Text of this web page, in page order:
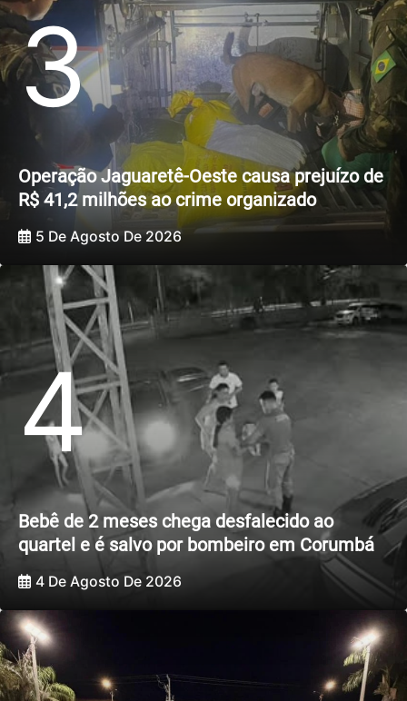
3
Operação Jaguaretê-Oeste causa prejuízo de
R$ 41,2 milhões ao crime organizado
5 De Agosto De 2026
4
Bebê de 2 meses chega desfalecido ao
quartel e é salvo por bombeiro em Corumbá
4 De Agosto De 2026